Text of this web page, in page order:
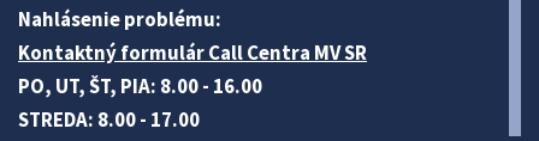
Nahlásenie problému:
Kontaktný formulár Call Centra MV SR
PO, UT, ŠT, PIA: 8.00 - 16.00
STREDA: 8.00 - 17.00